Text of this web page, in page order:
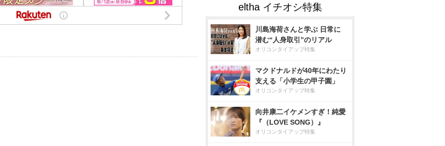
川島海荷さんと学ぶ 日常に
潜む“人身取引”のリアル
オリコンタイアップ特集
マクドナルドが40年にわたり
支える「小学生の甲子園」
オリコンタイアップ特集
向井康二イケメンすぎ！純愛
『（LOVE SONG）』
オリコンタイアップ特集